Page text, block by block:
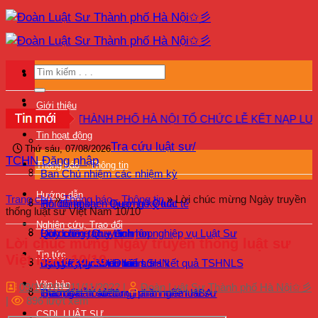
Bỏ
qua
nội
Giới thiệu
Ban Chủ nhiệm các nhiệm kỳ
Hội đồng khen thưởng kỷ luật
Quy chế – Quy định
Kỷ yếu 40 năm Đoàn LSHN
Tin hoạt động
Tin đối ngoại – Quan hệ Quốc tế
Bồi dưỡng chuyên môn nghiệp vụ Luật Sư
Bảo vệ quyền lợi luật sư
Giám sát hoạt động hành nghề luật sư
Thông báo – Thông tin
Lịch công tác – Lịch họp
Bồi dưỡng – Đào tạo
Hướng dẫn
Đăng ký tham dự kiểm tra kết quả TSHNLS
Hướng dẫn sử dụng phần mềm HBA
Nghiên cứu, Trao đổi
Trao đổi – Ý kiến
Tin tức
Văn bản
CSDL LUẬT SƯ
LUẬT SƯ THÀNH PHỐ HÀ NỘI TỔ CHỨC LỄ KẾT NẠP LUẬT
Thứ sáu, 07/08/2026Tra cứu luật sư/
TCHN Đăng nhập
Trang chủ»Thông báo - Thông tin»Lời chúc mừng Ngày truyền
thống luật sư Việt Nam 10/10
Lời chúc mừng Ngày truyền thống luật sư
Việt Nam 10/10
09/10/201911/11/2022 |
Đoàn Luật Sư Thành phố Hà Nội✩彡
|
896 lượt xem